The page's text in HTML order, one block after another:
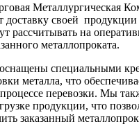
Металлургическая
доставку своей
рассчитывать на
металлопроката.
специальными
металла, что
перевозки. Мы
продукции, что
заказанный